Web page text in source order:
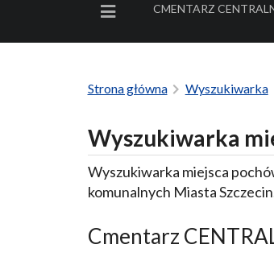
MENU BOCZNE
CMENTARZ
Strona główna Wyszukiwarka
Wyszukiwarka
Wyszukiwarka miejsca
komunalnych Miasta
Cmentarz